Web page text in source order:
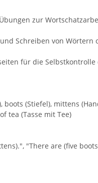
zur
Schreiben von
für die
boots (Stiefel), mittens
tea (Tasse mit Tee)
"There are (five